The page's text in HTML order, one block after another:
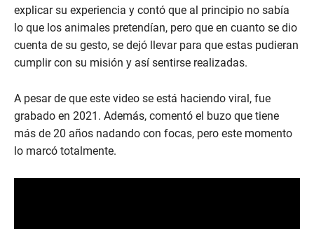
explicar su experiencia y contó que al principio no sabía
lo que los animales pretendían, pero que en cuanto se dio
cuenta de su gesto, se dejó llevar para que estas pudieran
cumplir con su misión y así sentirse realizadas.
A pesar de que este video se está haciendo viral, fue
grabado en 2021. Además, comentó el buzo que tiene
más de 20 años nadando con focas, pero este momento
lo marcó totalmente.